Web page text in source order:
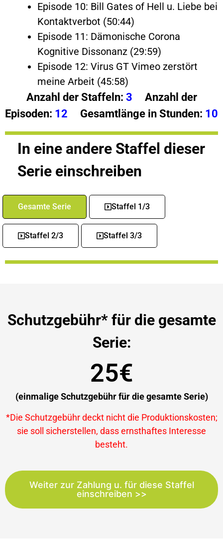
Episode 10: Bill Gates of Hell u. Liebe bei
Kontaktverbot (50:44)
Episode 11: Dämonische Corona
Kognitive Dissonanz (29:59)
Episode 12: Virus GT Vimeo zerstört
meine Arbeit (45:58)
Anzahl der Staffeln: 3 Anzahl der
Episoden: 12 Gesamtlänge in Stunden: 10
In eine andere Staffel dieser
Serie einschreiben
Gesamte Serie Staffel 1/3
Staffel 2/3 Staffel 3/3
Schutzgebühr* für die gesamte
Serie:
25€
(einmalige Schutzgebühr für die gesamte Serie)
*Die Schutzgebühr deckt nicht die Produktionskosten;
sie soll sicherstellen, dass ernsthaftes Interesse
besteht.
Weiter zur Zahlung u. für diese Staffel
einschreiben >>